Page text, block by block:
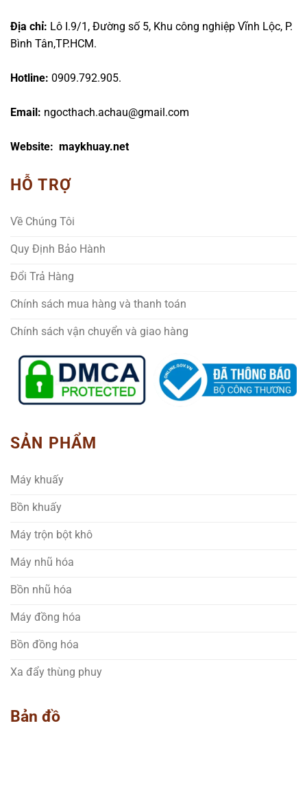
Địa chỉ: Lô I.9/1, Đường số 5, Khu công nghiệp Vĩnh Lộc, P.
Bình Tân,TP.HCM.
Hotline: 0909.792.905.
Email: ngocthach.achau@gmail.com
Website: maykhuay.net
HỖ TRỢ
Về Chúng Tôi
Quy Định Bảo Hành
Đổi Trả Hàng
Chính sách mua hàng và thanh toán
Chính sách vận chuyển và giao hàng
SẢN PHẨM
Máy khuấy
Bồn khuấy
Máy trộn bột khô
Máy nhũ hóa
Bồn nhũ hóa
Máy đồng hóa
Bồn đồng hóa
Xa đẩy thùng phuy
Bản đồ